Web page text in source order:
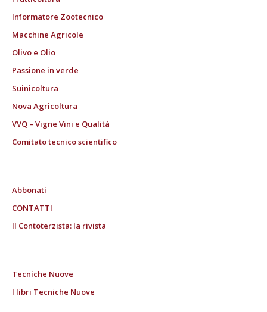
Informatore Zootecnico
Macchine Agricole
Olivo e Olio
Passione in verde
Suinicoltura
Nova Agricoltura
VVQ – Vigne Vini e Qualità
Comitato tecnico scientifico
Abbonati
CONTATTI
Il Contoterzista: la rivista
Tecniche Nuove
I libri Tecniche Nuove